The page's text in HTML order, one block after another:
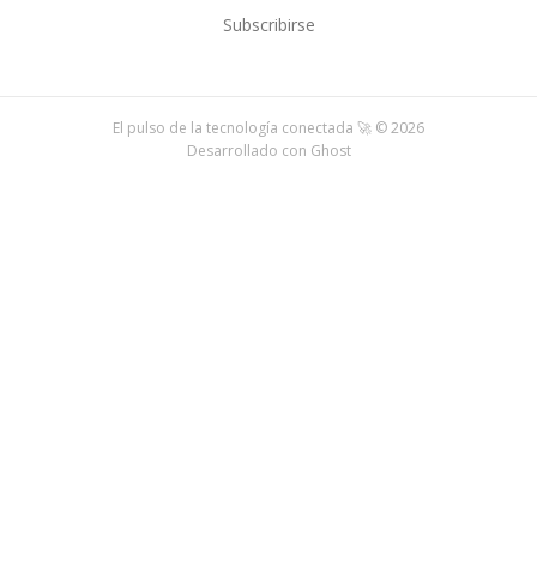
Subscribirse
El pulso de la tecnología conectada 🚀 © 2026
Desarrollado con Ghost